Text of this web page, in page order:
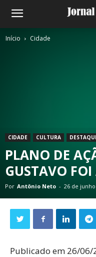
Início Cidade
CIDADE CULTURA
PLANO DE
GUSTAVO
Por Antônio Neto - 26 de junho
Publicado em 26/06/